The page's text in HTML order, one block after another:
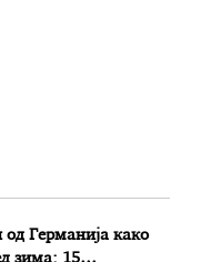
од Германија како
зима: 15